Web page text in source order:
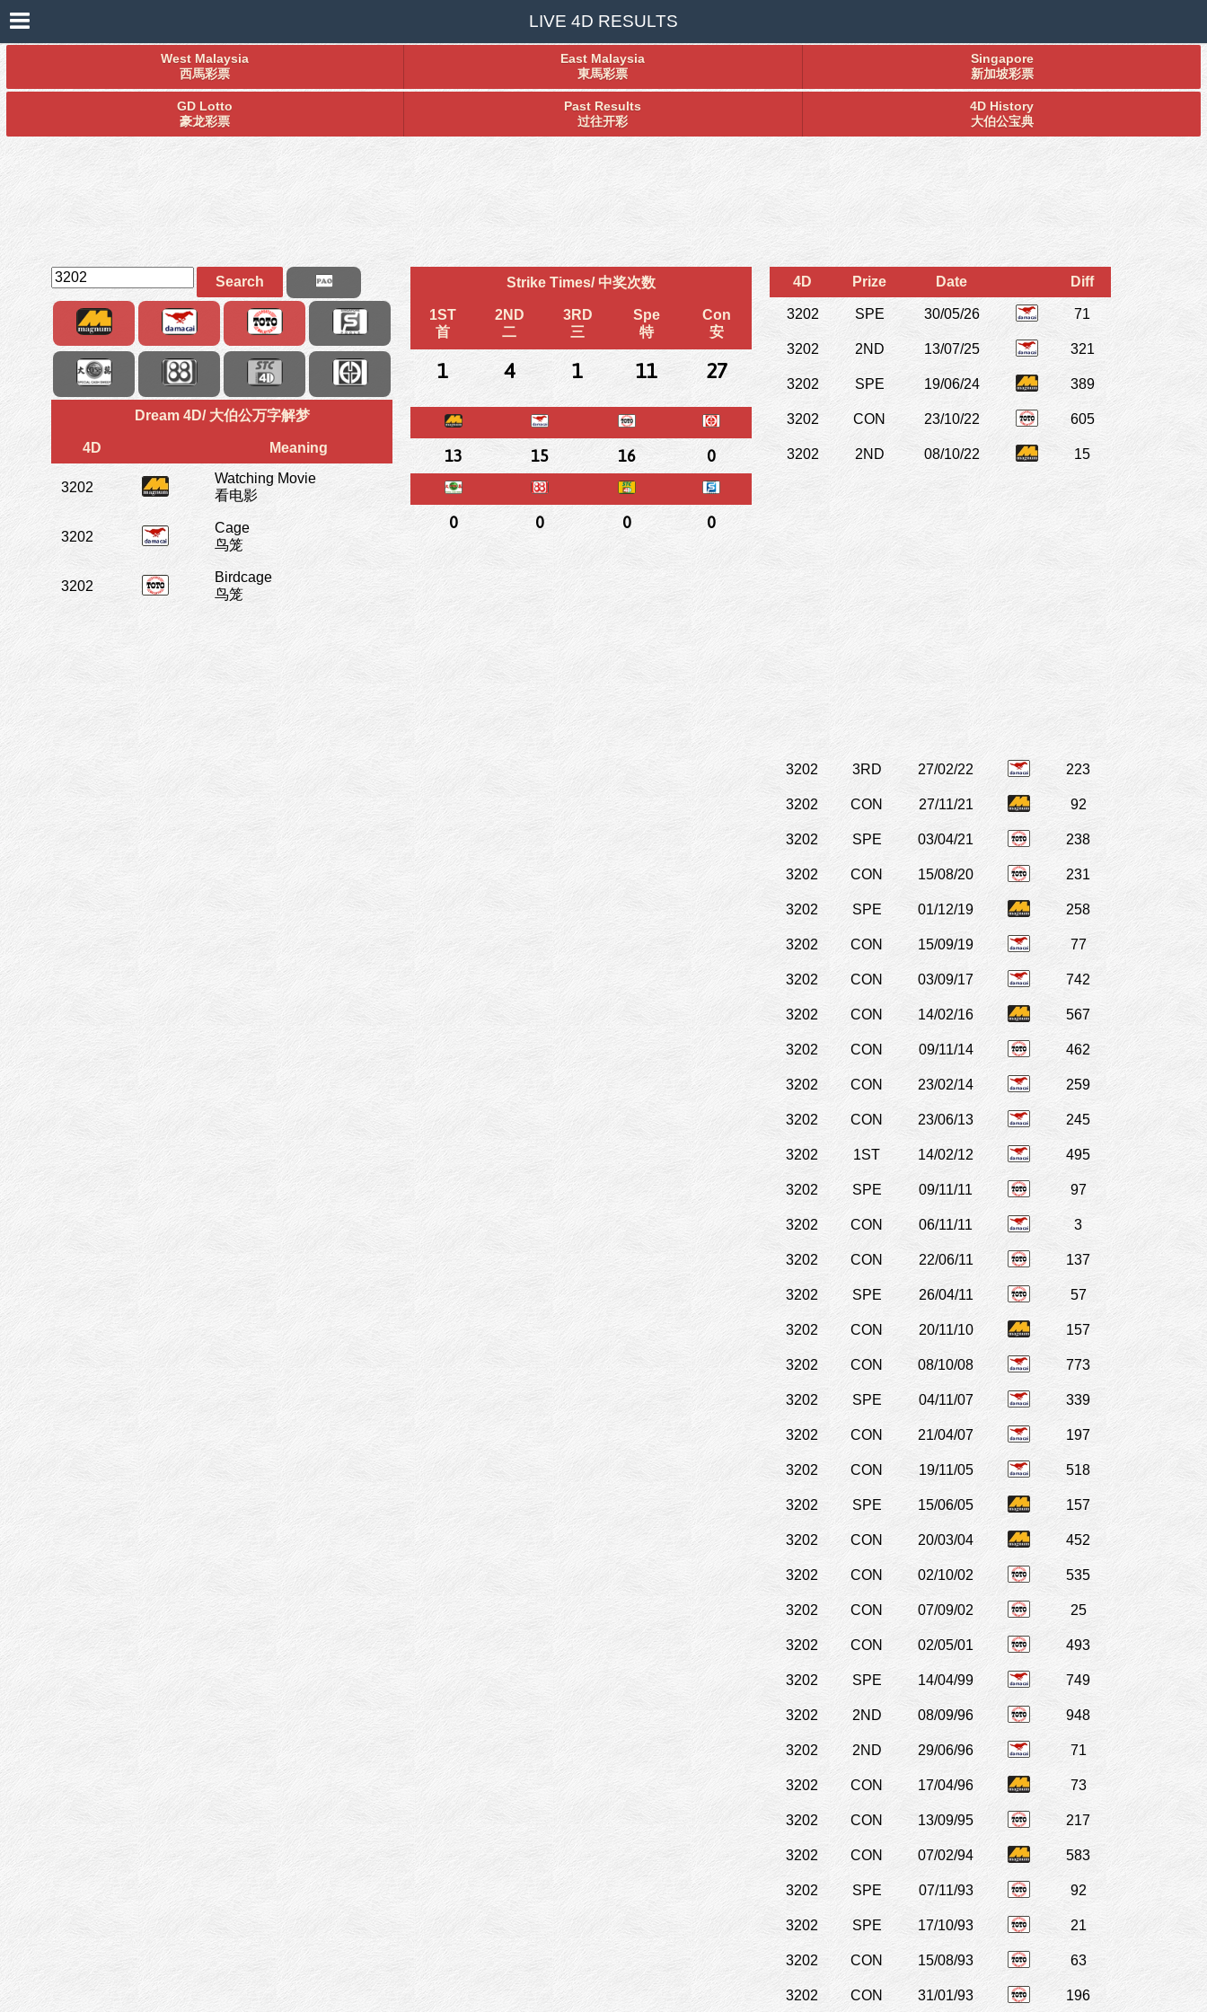
LIVE 4D RESULTS
West Malaysia
西馬彩票
East Malaysia
東馬彩票
Singapore
新加坡彩票
GD Lotto
豪龙彩票
Past Results
过往开彩
4D History
大伯公宝典
Search
Dream 4D/ 大伯公万字解梦
4D Meaning
3202
Watching Movie
看电影
3202
Cage
鸟笼
3202
Birdcage
鸟笼
Strike Times/ 中奖次数
1ST
首
2ND
二
3RD
三
Spe
特
Con
安
1 4 1 11 27
13 15 16 0
0 0 0 0
4D Prize Date Diff
3202 SPE 30/05/26 71
3202 2ND 13/07/25 321
3202 SPE 19/06/24 389
3202 CON 23/10/22 605
3202 2ND 08/10/22 15
3202 3RD 27/02/22 223
3202 CON 27/11/21 92
3202 SPE 03/04/21 238
3202 CON 15/08/20 231
3202 SPE 01/12/19 258
3202 CON 15/09/19 77
3202 CON 03/09/17 742
3202 CON 14/02/16 567
3202 CON 09/11/14 462
3202 CON 23/02/14 259
3202 CON 23/06/13 245
3202 1ST 14/02/12 495
3202 SPE 09/11/11 97
3202 CON 06/11/11 3
3202 CON 22/06/11 137
3202 SPE 26/04/11 57
3202 CON 20/11/10 157
3202 CON 08/10/08 773
3202 SPE 04/11/07 339
3202 CON 21/04/07 197
3202 CON 19/11/05 518
3202 SPE 15/06/05 157
3202 CON 20/03/04 452
3202 CON 02/10/02 535
3202 CON 07/09/02 25
3202 CON 02/05/01 493
3202 SPE 14/04/99 749
3202 2ND 08/09/96 948
3202 2ND 29/06/96 71
3202 CON 17/04/96 73
3202 CON 13/09/95 217
3202 CON 07/02/94 583
3202 SPE 07/11/93 92
3202 SPE 17/10/93 21
3202 CON 15/08/93 63
3202 CON 31/01/93 196